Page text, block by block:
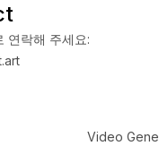
연락해 주세요:
Video